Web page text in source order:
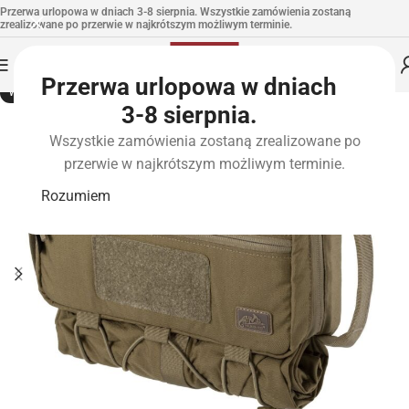
Przerwa urlopowa w dniach
3-8 sierpnia.
Wszystkie zamówienia zostaną zrealizowane po
przerwie w najkrótszym możliwym terminie.
Rozumiem
Przerwa urlopowa w dniach 3-8 sierpnia. Wszystkie zamówienia zostaną
zrealizowane po przerwie w najkrótszym możliwym terminie.
WYPRZEDANE